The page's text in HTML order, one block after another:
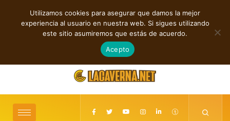
TENDENCIAS
LEARN TO FORGIVE” M3TIN presenta “Nuestra Historia Acabó”
agosto 6, 2026
Utilizamos cookies para asegurar que damos la mejor
experiencia al usuario en nuestra web. Si sigues utilizando
este sitio asumiremos que estás de acuerdo.
Acepto